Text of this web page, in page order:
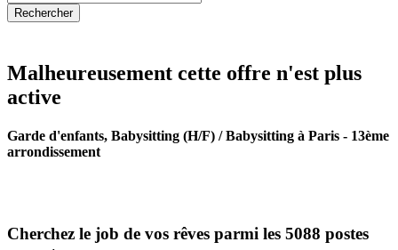
Malheureusement cette offre n'est plus
active
Garde d'enfants, Babysitting (H/F) / Babysitting à Paris - 13ème
arrondissement
Cherchez le job de vos rêves parmi les 5088 postes